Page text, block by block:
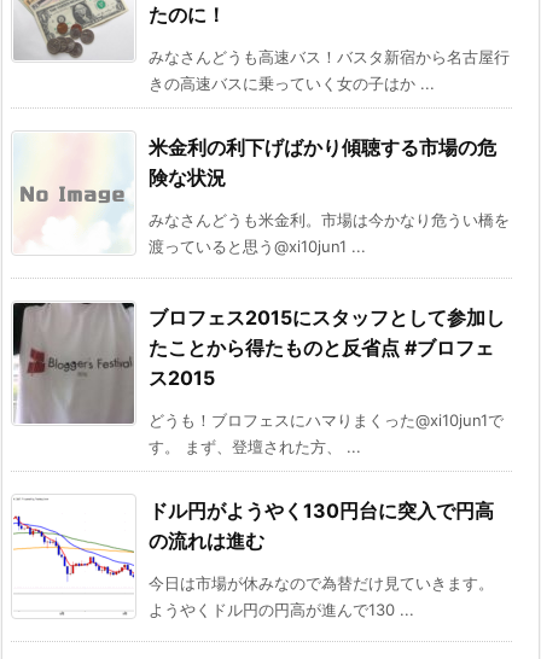
たのに！
みなさんどうも高速バス！バスタ新宿から名古屋行
きの高速バスに乗っていく女の子はか ...
米金利の利下げばかり傾聴する市場の危
険な状況
みなさんどうも米金利。市場は今かなり危うい橋を
渡っていると思う@xi10jun1 ...
ブロフェス2015にスタッフとして参加し
たことから得たものと反省点 #ブロフェ
ス2015
どうも！ブロフェスにハマりまくった@xi10jun1で
す。 まず、登壇された方、 ...
ドル円がようやく130円台に突入で円高
の流れは進む
今日は市場が休みなので為替だけ見ていきます。
ようやくドル円の円高が進んで130 ...